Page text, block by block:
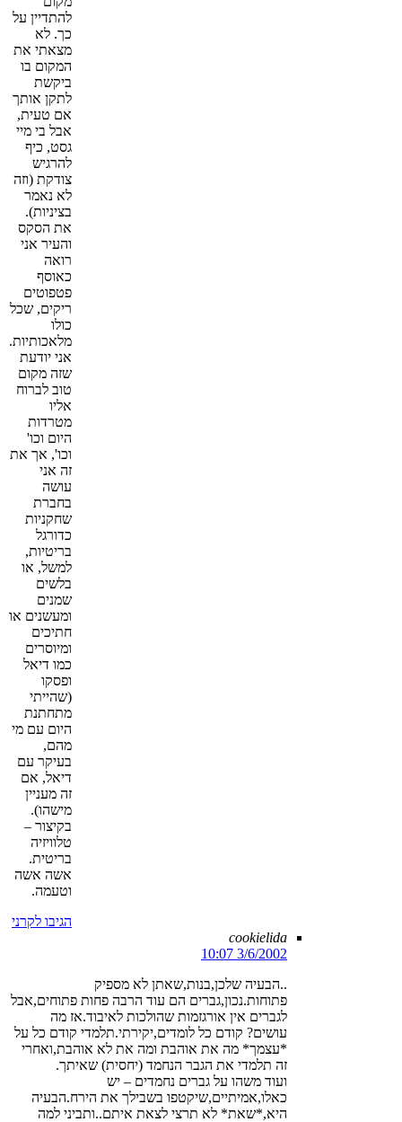
להתדיין על
כך. לא
מצאתי את
המקום בו
ביקשת
לתקן אותך
אם טעית,
אבל בי מיי
גסט, כיף
להרגיש
צודקת (וזה
לא נאמר
בציניות).
את הסקס
והעיר אני
רואה
כאוסף
פטפוטים
ריקים, שכל
כולו
מלאכותיות.
אני יודעת
שזה מקום
טוב לברוח
אליו
מטרדות
היום וכו'
וכו', אך את
זה אני
עושה
בחברת
שחקניות
כדורגל
בריטיות,
למשל, או
בלשים
שמנים
ומעשנים או
חתיכים
ומיוסרים
כמו דיאל
ופסקו
(שהייתי
מתחתנת
היום עם מי
מהם,
בעיקר עם
דיאל, אם
זה מעניין
מישהו).
בקיצור –
טלוויזיה
בריטית.
אשה אשה
וטעמה.
הגיבו לקרני
cookielida
3/6/2002 10:07
..הבעיה שלכן,בנות,שאתן לא מספיק
פתוחות.נכון,גברים הם עוד הרבה פחות פתוחים,אבל
לגברים אין אורגזמות שהולכות לאיבוד.אז מה
עושים? קודם כל לומדים,יקירתי.תלמדי קודם כל על
*עצמך* מה את אוהבת ומה את לא אוהבת,ואחרי
זה תלמדי את הגבר הנחמד (יחסית) שאיתך.
ועוד משהו על גברים נחמדים – יש
כאלו,אמיתיים,שיקטפו בשבילך את הירח.הבעיה
היא,*שאת* לא תרצי לצאת איתם..ותביני למה